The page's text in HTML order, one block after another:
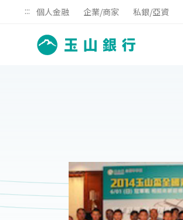
::: 個人金融 企業/商家 私銀/亞資